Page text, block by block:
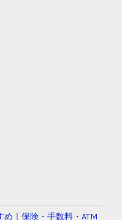
｜保険・手数料・ATM